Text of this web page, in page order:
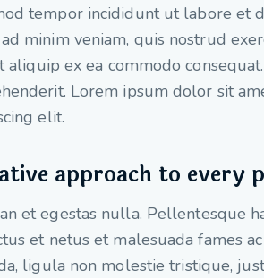
tempor incididunt ut labore et
minim veniam, quis nostrud
aliquip ex ea commodo
Lorem ipsum dolor sit
elit.
approach to every
et egestas nulla. Pellentesque
et netus et malesuada fames
ligula non molestie tristique,